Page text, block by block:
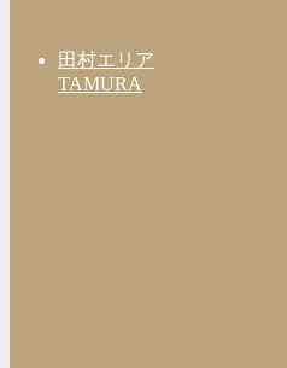
田村エリア
TAMURA